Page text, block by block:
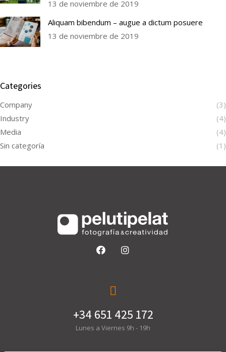
13 de noviembre de 2019
Aliquam bibendum – augue a dictum posuere
13 de noviembre de 2019
Categories
Company
(3)
Industry
(4)
Media
(4)
Sin categoría
(1)
+34 651 425 172
Lunes a Viernes 9h - 19h